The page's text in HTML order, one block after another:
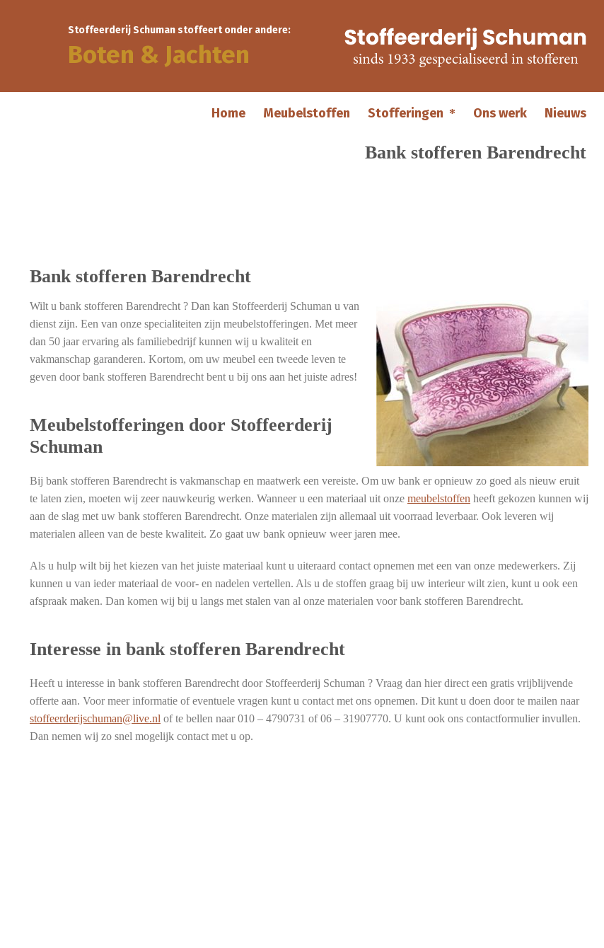
Stoffeerderij Schuman stoffeert onder andere:
Boten & Jachten
Home Meubelstoffen Stofferingen Ons werk Nieuws
Bank stofferen Barendrecht
Bank stofferen Barendrecht
Wilt u bank stofferen Barendrecht ? Dan kan Stoffeerderij Schuman u van
dienst zijn. Een van onze specialiteiten zijn meubelstofferingen. Met meer
dan 50 jaar ervaring als familiebedrijf kunnen wij u kwaliteit en
vakmanschap garanderen. Kortom, om uw meubel een tweede leven te
geven door bank stofferen Barendrecht bent u bij ons aan het juiste adres!
Meubelstofferingen door Stoffeerderij
Schuman
Bij bank stofferen Barendrecht is vakmanschap en maatwerk een vereiste. Om uw bank er opnieuw zo goed als nieuw eruit
te laten zien, moeten wij zeer nauwkeurig werken. Wanneer u een materiaal uit onze meubelstoffen heeft gekozen kunnen wij
aan de slag met uw bank stofferen Barendrecht. Onze materialen zijn allemaal uit voorraad leverbaar. Ook leveren wij
materialen alleen van de beste kwaliteit. Zo gaat uw bank opnieuw weer jaren mee.
Als u hulp wilt bij het kiezen van het juiste materiaal kunt u uiteraard contact opnemen met een van onze medewerkers. Zij
kunnen u van ieder materiaal de voor- en nadelen vertellen. Als u de stoffen graag bij uw interieur wilt zien, kunt u ook een
afspraak maken. Dan komen wij bij u langs met stalen van al onze materialen voor bank stofferen Barendrecht.
Interesse in bank stofferen Barendrecht
Heeft u interesse in bank stofferen Barendrecht door Stoffeerderij Schuman ? Vraag dan hier direct een gratis vrijblijvende
offerte aan. Voor meer informatie of eventuele vragen kunt u contact met ons opnemen. Dit kunt u doen door te mailen naar
stoffeerderijschuman@live.nl of te bellen naar 010 – 4790731 of 06 – 31907770. U kunt ook ons contactformulier invullen.
Dan nemen wij zo snel mogelijk contact met u op.